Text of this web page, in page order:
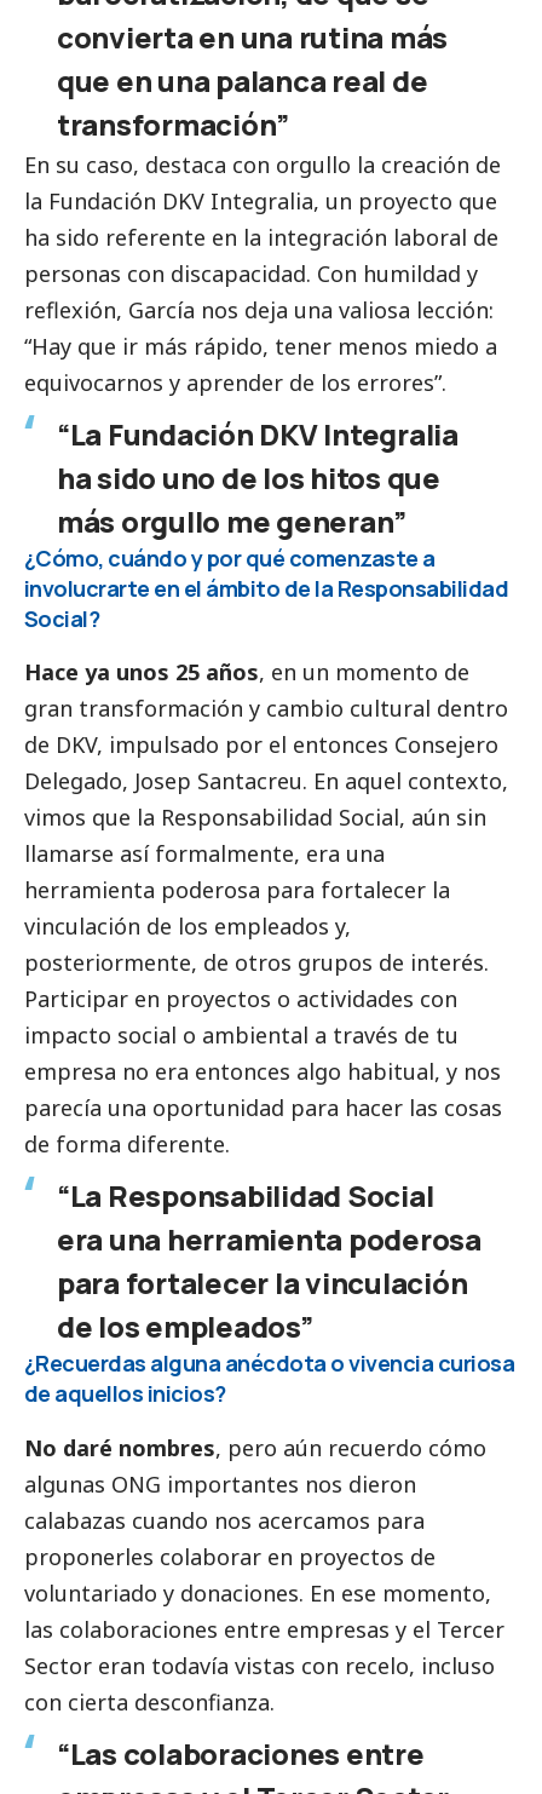
convierta en una rutina más
que en una palanca real de
transformación”
En su caso, destaca con orgullo la creación de
la Fundación DKV Integralia, un proyecto que
ha sido referente en la integración laboral de
personas con discapacidad. Con humildad y
reflexión, García nos deja una valiosa lección:
“Hay que ir más rápido, tener menos miedo a
equivocarnos y aprender de los errores”.
“La Fundación DKV Integralia
ha sido uno de los hitos que
más orgullo me generan”
¿Cómo, cuándo y por qué comenzaste a
involucrarte en el ámbito de la Responsabilidad
Social?
Hace ya unos 25 años, en un momento de
gran transformación y cambio cultural dentro
de DKV, impulsado por el entonces Consejero
Delegado, Josep Santacreu. En aquel contexto,
vimos que la Responsabilidad Social, aún sin
llamarse así formalmente, era una
herramienta poderosa para fortalecer la
vinculación de los empleados y,
posteriormente, de otros grupos de interés.
Participar en proyectos o actividades con
impacto social o ambiental a través de tu
empresa no era entonces algo habitual, y nos
parecía una oportunidad para hacer las cosas
de forma diferente.
“La Responsabilidad Social
era una herramienta poderosa
para fortalecer la vinculación
de los empleados”
¿Recuerdas alguna anécdota o vivencia curiosa
de aquellos inicios?
No daré nombres, pero aún recuerdo cómo
algunas ONG importantes nos dieron
calabazas cuando nos acercamos para
proponerles colaborar en proyectos de
voluntariado y donaciones. En ese momento,
las colaboraciones entre empresas y el Tercer
Sector eran todavía vistas con recelo, incluso
con cierta desconfianza.
“Las colaboraciones entre